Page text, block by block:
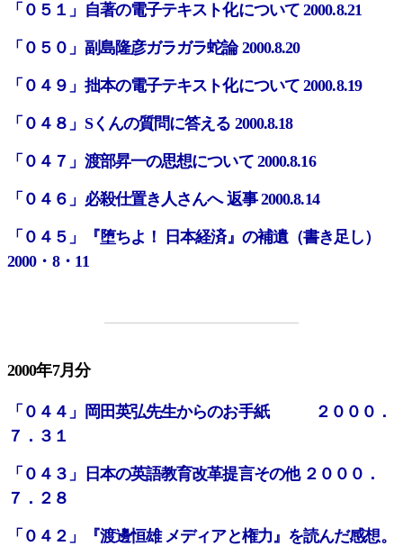
「０５１」自著の電子テキスト化について 2000.8.21
「０５０」副島隆彦ガラガラ蛇論 2000.8.20
「０４９」拙本の電子テキスト化について 2000.8.19
「０４８」Sくんの質問に答える 2000.8.18
「０４７」渡部昇一の思想について 2000.8.16
「０４６」必殺仕置き人さんへ 返事 2000.8.14
「０４５」『堕ちよ！ 日本経済』の補遺（書き足し）
2000・8・11
2000年7月分
「０４４」岡田英弘先生からのお手紙 ２０００．
７．３１
「０４３」日本の英語教育改革提言その他 ２０００．
７．２８
「０４２」『渡邊恒雄 メディアと権力』を読んだ感想。